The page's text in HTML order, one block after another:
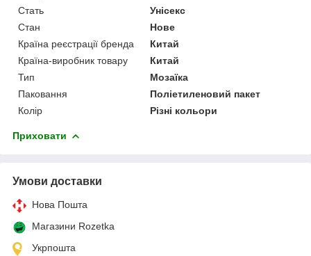
Стать
Унісекс
Стан
Нове
Країна реєстрації бренда
Китай
Країна-виробник товару
Китай
Тип
Мозаїка
Паковання
Поліетиленовий пакет
Колір
Різні кольори
Приховати
Умови доставки
Нова Пошта
Магазини Rozetka
Укрпошта